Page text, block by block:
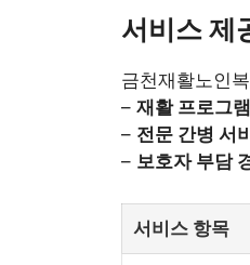
서비스 제
금천재활노인
– 재활 프로그램
– 전문 간병 서
– 보호자 부담
서비스 항목